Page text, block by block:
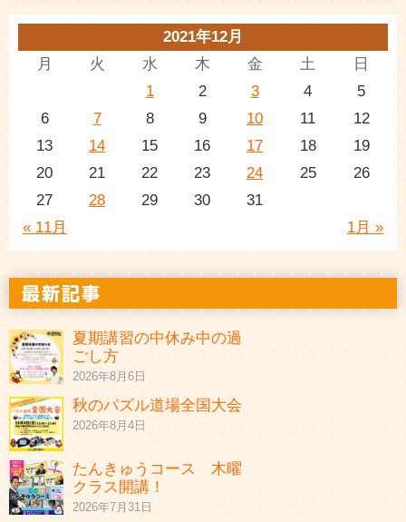
2021年12月
月
火 水 木 金 土 日
« 11月 1月 »
1 2 3 4
5
6
7 8 9 10 11
12
13
14 15 16 17 18
19
20
21 22 23 24 25
26
27
28 29 30 31
夏期講習の中休み中の過
ごし方
2026年8月6日
秋のパズル道場全国大会
2026年8月4日
たんきゅうコース 木曜
クラス開講！
2026年7月31日